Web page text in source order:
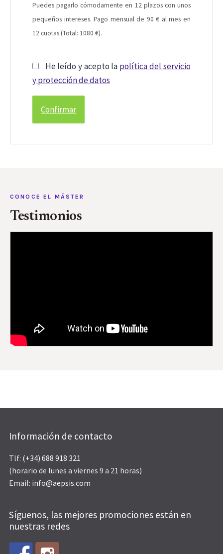
Puedes pagarlo cómodamente en 12 plazos con unos
pequeños intereses. Pago mensual de 90 € al mes en
12 cuotas (Total: 1080 €).
He leído y acepto la política del servicio
y protección de datos
CONOCE EL MÁSTER
Testimonios
Información de contacto
Tlf: (+34) 688 918 321
(horario de lunes a viernes 9 a 21 horas)
Email: info@aepsis.com
Síguenos, las mejores promociones están en
nuestras redes